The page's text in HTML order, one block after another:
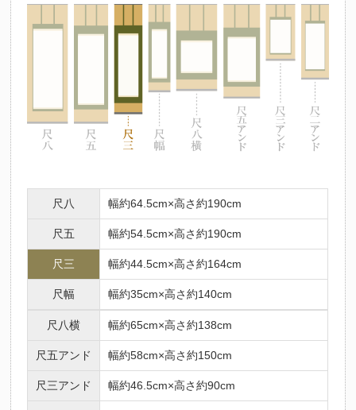
尺八 幅約64.5cm×高さ約190cm
尺五 幅約54.5cm×高さ約190cm
尺三 幅約44.5cm×高さ約164cm
尺幅 幅約35cm×高さ約140cm
尺八横 幅約65cm×高さ約138cm
尺五アンド 幅約58cm×高さ約150cm
尺三アンド 幅約46.5cm×高さ約90cm